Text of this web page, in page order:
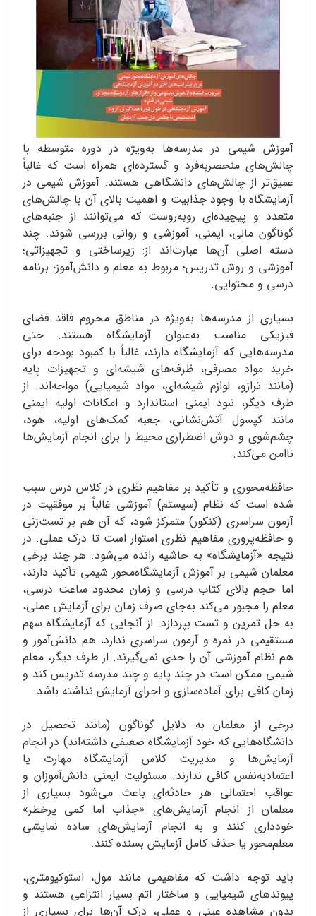
آموزش شیمی در مدرسه‌ها به‌ویژه در دوره متوسطه با
چالش‌های منحصر‌به‌فرد و گسترده‌ای همراه است که غالباً
عمیق‌تر از چالش‌های دانشگاهی هستند. آموزش شیمی در
آزمایشگاه با وجود جذابیت و اهمیت بالای آن با چالش‌های
متعدد و پیچیده‌ای روبه‌روست که می‌توانند از جنبه‌های
گوناگون مالی، ایمنی، آموزشی و روانی بررسی شوند. چند
دسته اصلی آن‌ها عبارت‌اند از: زیرساختی و تجهیزاتی؛
آموزشی و روش تدریس؛ مربوط به معلم و دانش‌آموز؛ برنامه
درسی و محتوایی.
بسیاری از مدرسه‌ها به‌ویژه در مناطق محروم فاقد فضای
فیزیکی مناسب به‌عنوان آزمایشگاه هستند. حتی
مدرسه‌هایی که آزمایشگاه دارند، غالباً با کمبود بودجه برای
خرید مواد مصرفی، ظرف‌های شیشه‌ای و تجهیزات پایه
(مانند ترازو، لوازم شیشه‌ای، مواد شیمیایی) مواجه‌اند. از
طرف دیگر، نبود ایمنی استاندارد و امکانات اولیه ایمنی
مانند کپسول آتش‌نشانی، جعبه کمک‌های اولیه، هود،
چشم‌شوی و دوش اضطراری محیط را برای انجام آزمایش‌ها
ناامن می‌کند.
حافظه‌محوری و تأکید بر مفاهیم نظری در کلاس درس سبب
شده است که نظام (سیستم) آموزشی غالباً بر موفقیت در
آزمون سراسری (کنکور) متمرکز شود، که آن هم بر تست‌زنی
و حافظه‌پروری مفاهیم نظری استوار است تا درک عملی. در
نتیجه «آزمایشگاه» به حاشیه رانده می‌شود. هر چند برخی
معلمان شیمی بر آموزش آزمایشگاه‌محور شیمی تأکید دارند،
اما حجم بالای کتاب درسی و زمان محدود ساعت درسی،
معلم را مجبور می‌کند به‌جای صرف زمان برای آزمایش عملی،
به حل تمرین و تست بپردازد. از آنجایی که آزمایشگاه سهم
مستقیمی در نمره و آزمون سراسری ندارد، هم دانش‌آموز و
هم نظام آموزشی آن را جدی نمی‌گیرند. از طرف دیگر، معلم
شیمی ممکن است در چند پایه و چند مدرسه تدریس کند و
زمان کافی برای آماده‌سازی و اجرای آزمایش نداشته باشد.
برخی از معلمان به دلایل گوناگون (مانند تحصیل در
دانشگاه‌هایی که خود آزمایشگاه ضعیفی داشته‌اند) در انجام
آزمایش‌ها و مدیریت کلاس آزمایشگاه مهارت یا
اعتماد‌به‌نفس کافی ندارند. مسئولیت ایمنی دانش‌آموزان و
عواقب احتمالی هر حادثه‌ای باعث می‌شود بسیاری از
معلمان از انجام آزمایش‌های «جذاب اما کمی پرخطر»
خودداری کنند و به انجام آزمایش‌های ساده نمایشی
معلم‌محور یا حذف کامل آزمایش بسنده کنند.
باید توجه داشت که مفاهیمی مانند مول، استوکیومتری،
پیوندهای شیمیایی و ساختار اتم بسیار انتزاعی هستند و
بدون مشاهده عینی و عملی، درک آن‌ها برای بسیاری از